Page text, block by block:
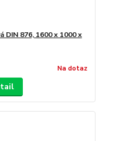
876, 1600 x 1000 x
Na dotaz